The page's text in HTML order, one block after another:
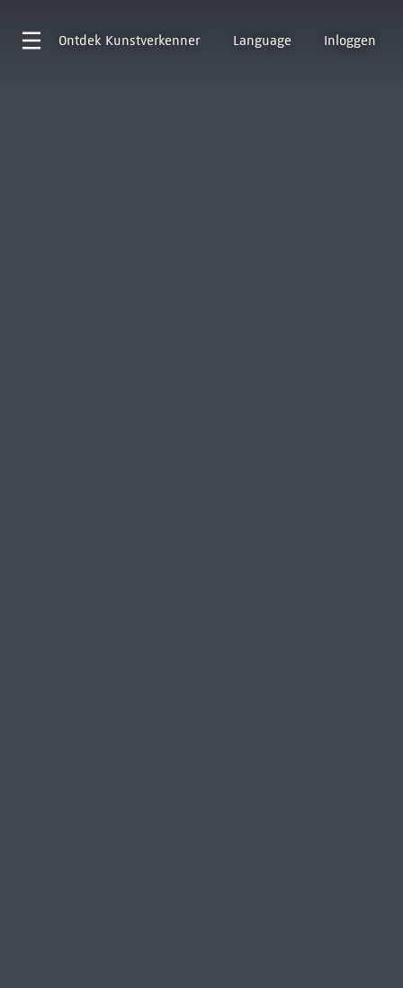
Ontdek Kunstverkenner Language Inloggen